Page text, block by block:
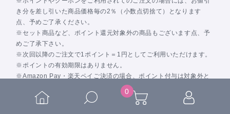
き分を差し引いた商品価格毎の2％（小数点切捨て）となります
点、予めご了承ください。
※セット商品など、ポイント還元対象外の商品もございます点、予
めご了承下さい。
※次回以降のご注文で1ポイント＝1円としてご利用いただけます。
※ポイントの有効期限はありません。
※Amazon Pay・楽天ペイご決済の場合、ポイント付与は対象外と
※Amazon Pay・楽天ペイ仕様上、ご決済ページ内に「加算ポイン
0